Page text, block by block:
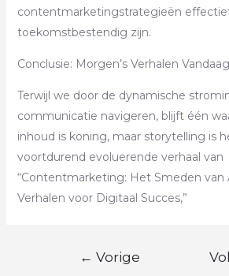
contentmarketingstrategieën
toekomstbestendig zijn.
Conclusie: Morgen’s Verhalen
Terwijl we door de dynamische
communicatie navigeren, blijft één
inhoud is koning, maar storytelling is
voortdurend evoluerende verhaal van
“Contentmarketing: Het Smeden van
Verhalen voor Digitaal Succes,”
← Vorige